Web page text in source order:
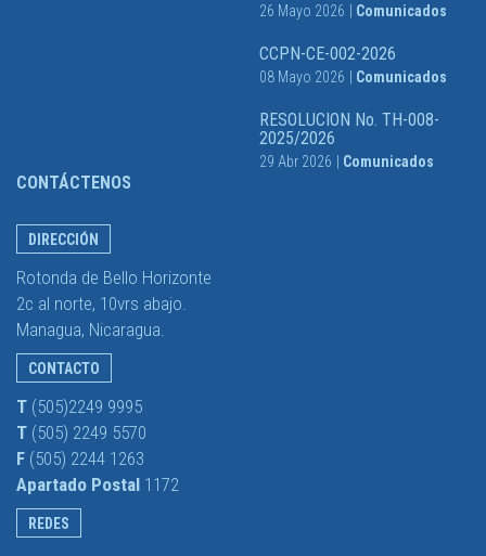
26 Mayo 2026 Comunicados
CCPN-CE-002-2026
08 Mayo 2026 Comunicados
RESOLUCION No. TH-008-
2025/2026
29 Abr 2026 Comunicados
CONTÁCTENOS
DIRECCIÓN
Rotonda de Bello Horizonte
2c al norte, 10vrs abajo.
Managua, Nicaragua.
CONTACTO
T (505)2249 9995
T (505) 2249 5570
F (505) 2244 1263
Apartado Postal 1172
REDES